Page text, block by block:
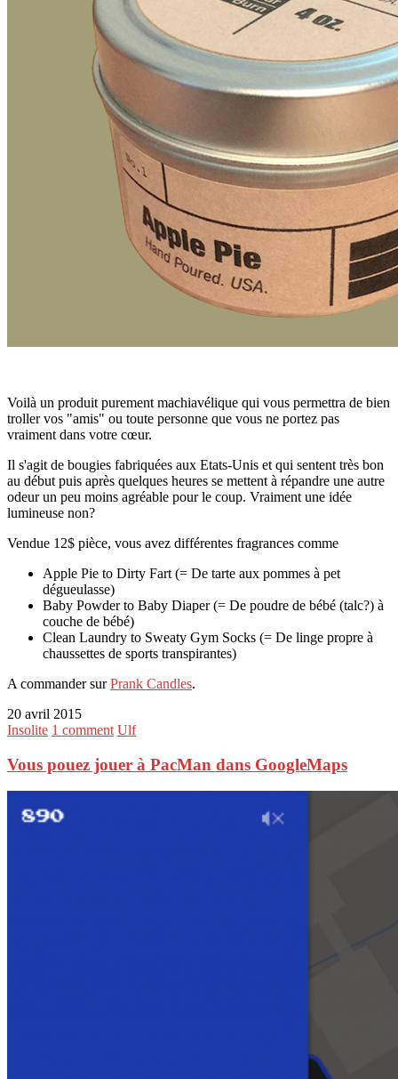
Voilà un produit purement machiavélique qui vous permettra de bien
troller vos "amis" ou toute personne que vous ne portez pas
vraiment dans votre cœur.
Il s'agit de bougies fabriquées aux Etats-Unis et qui sentent très bon
au début puis après quelques heures se mettent à répandre une autre
odeur un peu moins agréable pour le coup. Vraiment une idée
lumineuse non?
Vendue 12$ pièce, vous avez différentes fragrances comme
Apple Pie to Dirty Fart (= De tarte aux pommes à pet
dégueulasse)
Baby Powder to Baby Diaper (= De poudre de bébé (talc?) à
couche de bébé)
Clean Laundry to Sweaty Gym Socks (= De linge propre à
chaussettes de sports transpirantes)
A commander surPrank Candles.
20 avril 2015
Insolite 1 comment Ulf
Vous pouez jouer à PacMan dans GoogleMaps